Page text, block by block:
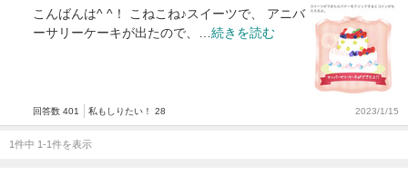
こんばんは^ ^！ こねこね♪スイーツで、 アニバ
ーサリーケーキが出たので、… 続きを読む
回答数 401 私もしりたい！ 28 2023/1/15
1件中 1-1件を表示